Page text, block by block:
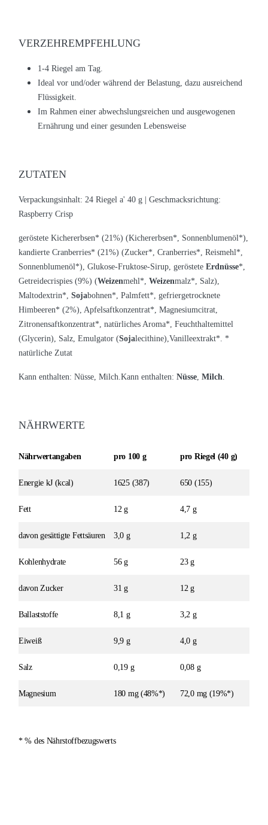
VERZEHREMPFEHLUNG
1-4 Riegel am Tag.
Ideal vor und/oder während der Belastung, dazu ausreichend
Flüssigkeit.
Im Rahmen einer abwechslungsreichen und ausgewogenen
Ernährung und einer gesunden Lebensweise
ZUTATEN
Verpackungsinhalt: 24 Riegel a' 40 g | Geschmacksrichtung:
Raspberry Crisp
geröstete Kichererbsen* (21%) (Kichererbsen*, Sonnenblumenöl*),
kandierte Cranberries* (21%) (Zucker*, Cranberries*, Reismehl*,
Sonnenblumenöl*), Glukose-Fruktose-Sirup, geröstete Erdnüsse*,
Getreidecrispies (9%) (Weizenmehl*, Weizenmalz*, Salz),
Maltodextrin*, Sojabohnen*, Palmfett*, gefriergetrocknete
Himbeeren* (2%), Apfelsaftkonzentrat*, Magnesiumcitrat,
Zitronensaftkonzentrat*, natürliches Aroma*, Feuchthaltemittel
(Glycerin), Salz, Emulgator (Sojalecithine),Vanilleextrakt*. *
natürliche Zutat
Kann enthalten: Nüsse, Milch. Kann enthalten: Nüsse Milch
NÄHRWERTE
Nährwertangaben pro 100 g pro Riegel (40 g)
Energie kJ (kcal) 1625 (387) 650 (155)
Fett 12 g 4,7 g
davon gesättigte Fettsäuren 3,0 g 1,2 g
Kohlenhydrate 56 g 23 g
davon Zucker 31 g 12 g
Ballaststoffe 8,1 g 3,2 g
Eiweiß 9,9 g 4,0 g
Salz 0,19 g 0,08 g
Magnesium 180 mg (48%*) 72,0 mg (19%*)
* % des Nährstoffbezugswerts